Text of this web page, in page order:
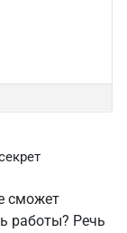
сможет
работы? Речь